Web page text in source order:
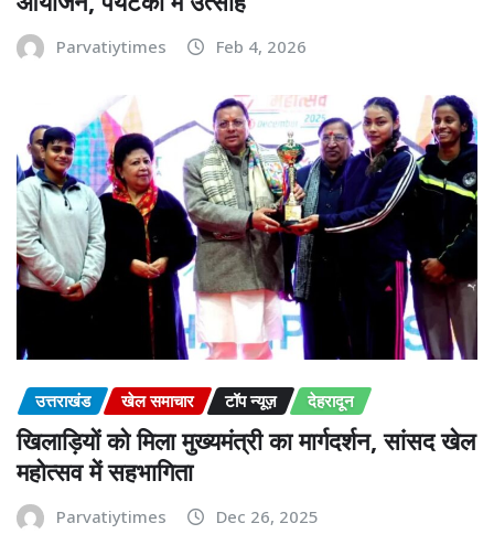
Parvatiytimes Feb 4, 2026
उत्तराखंड खेल समाचार टॉप न्यूज़ देहरादून
खिलाड़ियों को मिला मुख्यमंत्री का मार्गदर्शन, सांसद खेल
महोत्सव में सहभागिता
Parvatiytimes Dec 26, 2025